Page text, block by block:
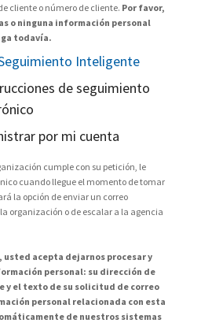
cliente o número de cliente. Por favor,
o ninguna información personal
todavía.
Inteligente
de seguimiento
por mi cuenta
cumple con su petición, le
cuando llegue el momento de tomar
la opción de enviar un correo
organización o de escalar a la agencia
usted acepta dejarnos procesar y
personal: su dirección de
y el texto de su solicitud de correo
personal relacionada con esta
de nuestros sistemas